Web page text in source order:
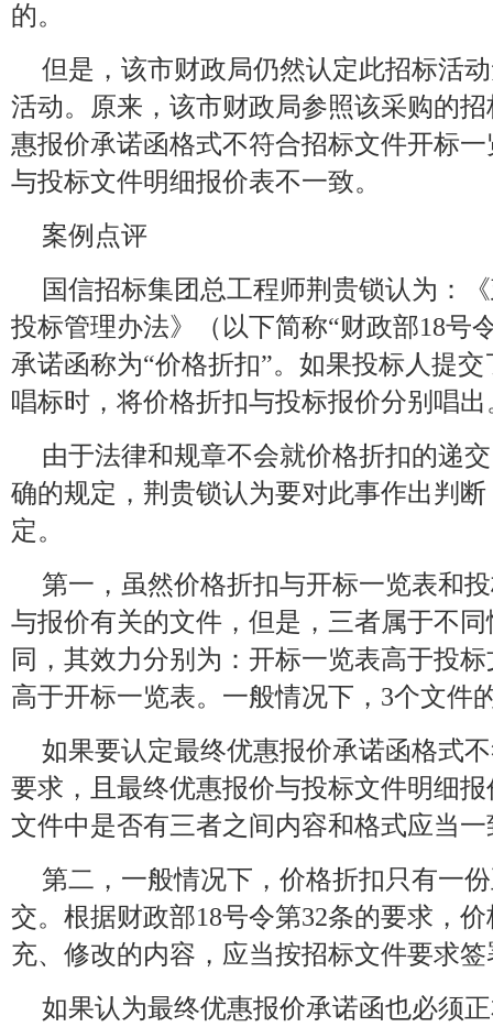
的。
但是，该市财政局仍然认定此招标活
活动。原来，该市财政局参照该采购的
惠报价承诺函格式不符合招标文件开标
与投标文件明细报价表不一致。
案例点评
国信招标集团总工程师荆贵锁认为：
投标管理办法》（以下简称“财政部18号
承诺函称为“价格折扣”。如果投标人提
唱标时，将价格折扣与投标报价分别唱
由于法律和规章不会就价格折扣的递
确的规定，荆贵锁认为要对此事作出判
定。
第一，虽然价格折扣与开标一览表和
与报价有关的文件，但是，三者属于不
同，其效力分别为：开标一览表高于投
高于开标一览表。一般情况下，3个文件
如果要认定最终优惠报价承诺函格式
要求，且最终优惠报价与投标文件明细
文件中是否有三者之间内容和格式应当
第二，一般情况下，价格折扣只有一
交。根据财政部18号令第32条的要求，
充、修改的内容，应当按招标文件要求
如果认为最终优惠报价承诺函也必须